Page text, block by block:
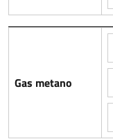
Gas metano